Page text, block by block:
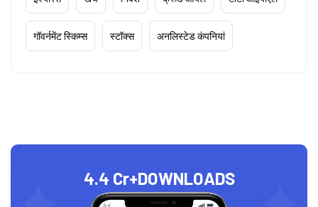
गॉवर्नमेंट स्किम्स स्टॉक्स अनलिस्टेड कंपनियां
4.4 Cr+DOWNLOADS